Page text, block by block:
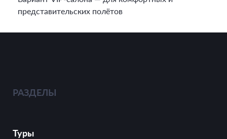
представительских полётов
РАЗДЕЛЫ
Туры